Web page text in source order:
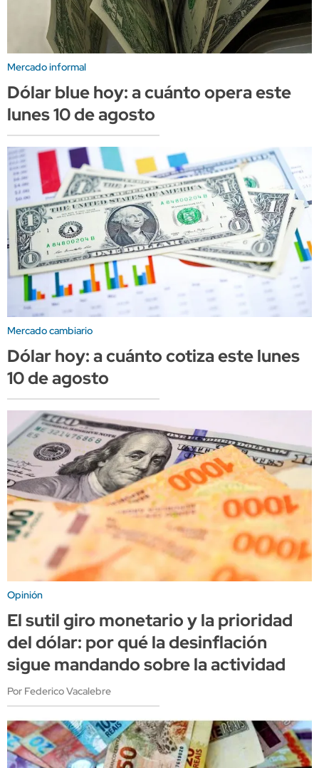
Mercado informal
Dólar blue hoy: a cuánto opera este
lunes 10 de agosto
Mercado cambiario
Dólar hoy: a cuánto cotiza este lunes
10 de agosto
Opinión
El sutil giro monetario y la prioridad
del dólar: por qué la desinflación
sigue mandando sobre la actividad
Por Federico Vacalebre